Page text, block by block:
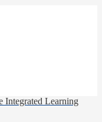
Integrated Learning